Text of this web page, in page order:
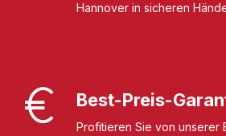
Hannover in sicheren
Best-Preis-
Profitieren Sie von unserer